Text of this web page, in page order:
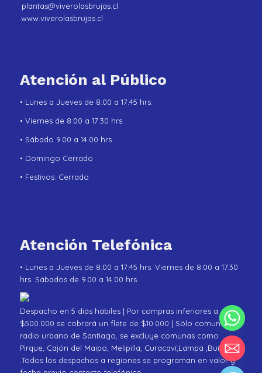
plantas@viverolasbrujas.cl
www.viverolasbrujas.cl
Atención al Público
• Lunes a Jueves de 8:00 a 17:45 hrs.
• Viernes de 8:00 a 17:30 hrs.
• Sábado 9.00 a 14.00 hrs.
• Domingo Cerrado
• Festivos: Cerrado
Atención Telefónica
• Lunes a Jueves de 8:00 a 17:45 hrs. Viernes de 8.00 a 17.30
hrs. Sábados de 9.00 a 14.00 hrs
Despacho en 5 diás hábiles | Por compras inferiores a
$500.000 se cobrará un flete de $10.000 | Sólo comunas de
radio urbano de Santiago, se excluye comunas como
Pirque, Cajón del Maipo, Melipilla, Curacaví,Lampa ,Buin
.Todos los despachos a regiones se programan en valor y